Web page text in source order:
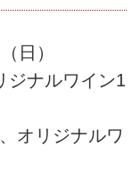
日）
ジナルワイン1
リジナルワ